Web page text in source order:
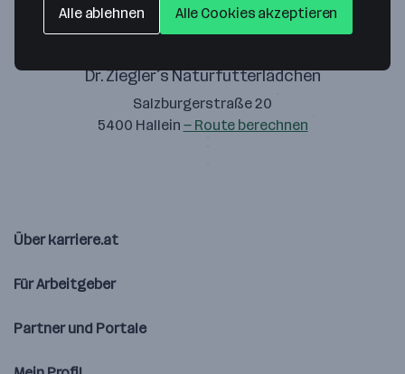
Dr. Ziegler´s Naturfutterlädchen
Salzburgerstraße 20
5400 Hallein — Route berechnen
Über karriere.at
Für Arbeitgeber
Partner und Portale
Alle ablehnen Alle Cookies akzeptieren